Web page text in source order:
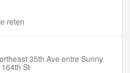
reten
35th Ave entre Sunny
St